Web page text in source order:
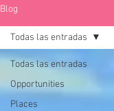
Blog
Todas las entradas
Opportunities
Places
Todas las entradas